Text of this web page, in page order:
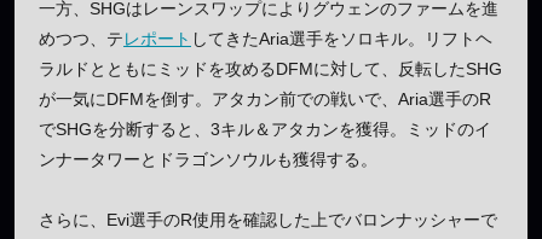
一方、SHGはレーンスワップによりグウェンのファームを進
めつつ、テレポート してきたAria選手をソロキル。リフトヘ
ラルドとともにミッドを攻めるDFMに対して、反転したSHG
が一気にDFMを倒す。アタカン前での戦いで、Aria選手のR
でSHGを分断すると、3キル＆アタカンを獲得。ミッドのイ
ンナータワーとドラゴンソウルも獲得する。
さらに、Evi選手のR使用を確認した上でバロンナッシャーで